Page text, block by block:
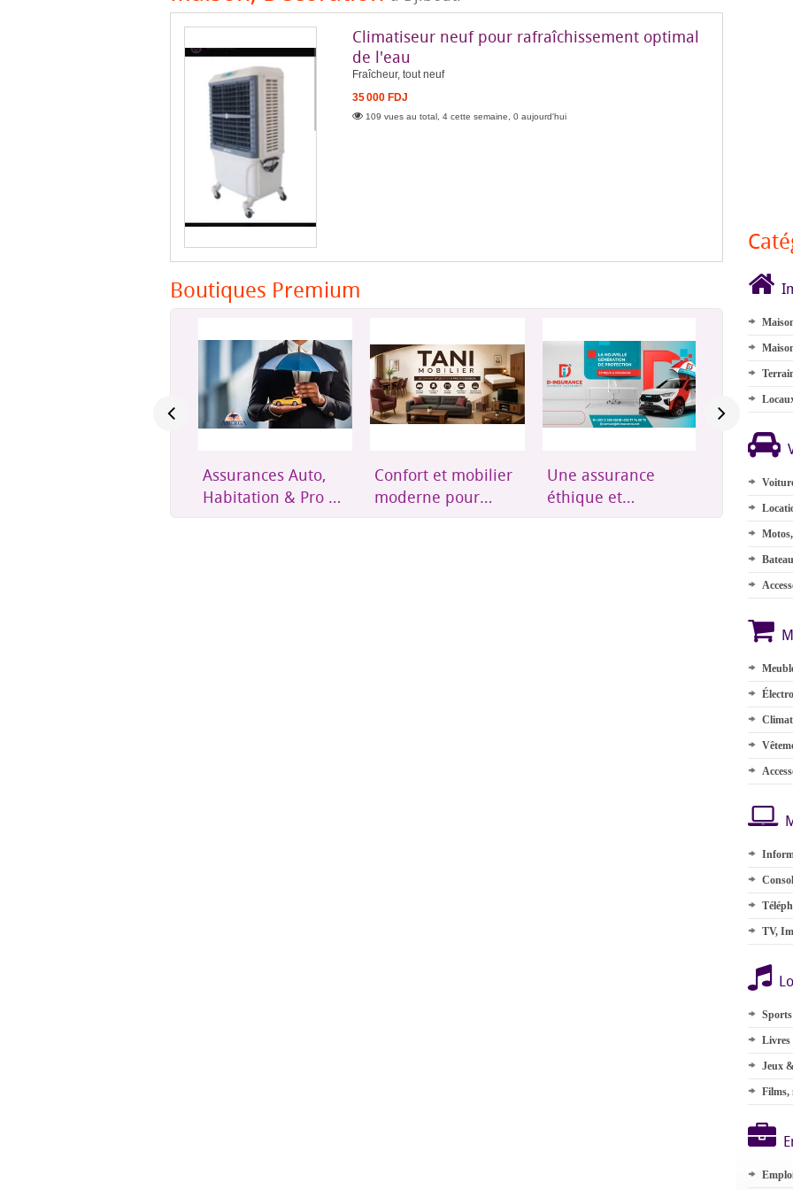
Climatiseur neuf pour rafraîchissement optimal
de l'eau
Fraîcheur, tout neuf
35 000 FDJ
109 vues au total, 4 cette semaine, 0 aujourd'hui
Boutiques Premium
Assurances Auto,
Habitation & Pro –
Confort et mobilier
moderne pour
Une assurance
éthique et
Groupes
énergie
TV,
Sports
Livres
Jeux
Films,